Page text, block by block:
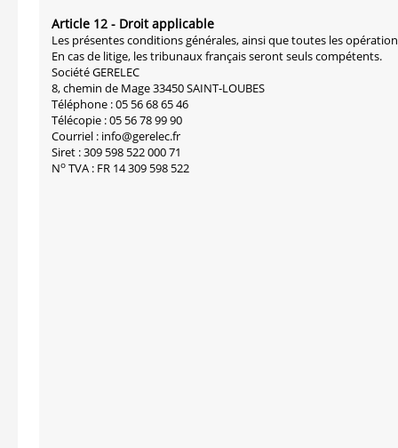
Article 12 - Droit applicable
Les présentes conditions générales, ainsi que toutes les
En cas de litige, les tribunaux français seront seuls compétents.
Société GERELEC
8, chemin de Mage 33450 SAINT-LOUBES
Téléphone : 05 56 68 65 46
Télécopie : 05 56 78 99 90
Courriel : info@gerelec.fr
Siret : 309 598 522 000 71
No TVA : FR 14 309 598 522